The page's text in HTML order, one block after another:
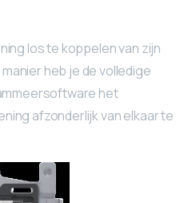
los te koppelen van zijn
heb je de volledige
het
afzonderlijk van elkaar te